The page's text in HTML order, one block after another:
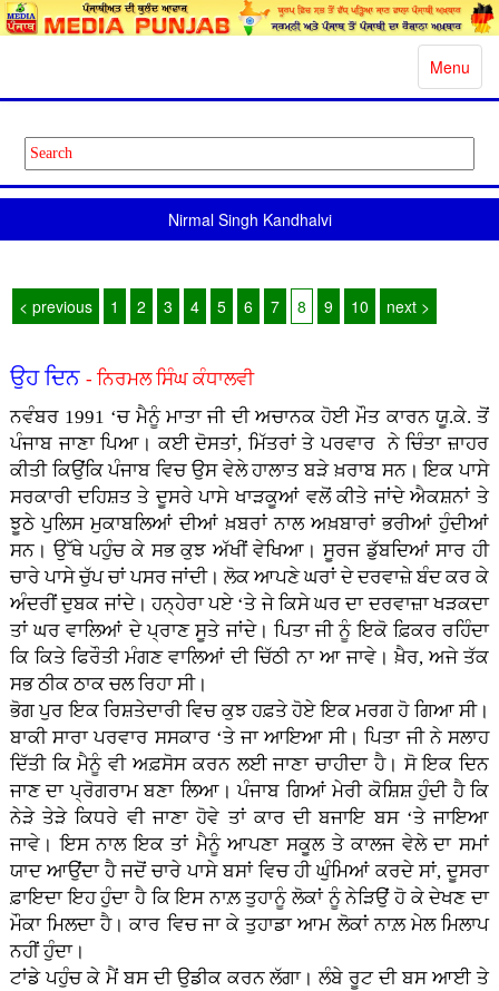
Toggle
Menu
Nirmal Singh Kandhalvi
< previous 1 2 3 4 5 6 7 8 9 10 next >
ਉਹ ਦਿਨ - ਨਿਰਮਲ ਸਿੰਘ ਕੰਧਾਲਵੀ
ਨਵੰਬਰ 1991 ‘ਚ ਮੈਨੂੰ ਮਾਤਾ ਜੀ ਦੀ ਅਚਾਨਕ ਹੋਈ ਮੌਤ ਕਾਰਨ ਯੂ.ਕੇ. ਤੋਂ
ਪੰਜਾਬ ਜਾਣਾ ਪਿਆ। ਕਈ ਦੋਸਤਾਂ, ਮਿੱਤਰਾਂ ਤੇ ਪਰਵਾਰ ਨੇ ਚਿੰਤਾ ਜ਼ਾਹਰ
ਕੀਤੀ ਕਿਉਂਕਿ ਪੰਜਾਬ ਵਿਚ ਉਸ ਵੇਲੇ ਹਾਲਾਤ ਬੜੇ ਖ਼ਰਾਬ ਸਨ। ਇਕ ਪਾਸੇ
ਸਰਕਾਰੀ ਦਹਿਸ਼ਤ ਤੇ ਦੂਸਰੇ ਪਾਸੇ ਖਾੜਕੂਆਂ ਵਲੋਂ ਕੀਤੇ ਜਾਂਦੇ ਐਕਸ਼ਨਾਂ ਤੇ
ਝੂਠੇ ਪੁਲਿਸ ਮੁਕਾਬਲਿਆਂ ਦੀਆਂ ਖ਼ਬਰਾਂ ਨਾਲ ਅਖ਼ਬਾਰਾਂ ਭਰੀਆਂ ਹੁੰਦੀਆਂ
ਸਨ। ਉੱਥੇ ਪਹੁੰਚ ਕੇ ਸਭ ਕੁਝ ਅੱਖੀਂ ਵੇਖਿਆ। ਸੂਰਜ ਡੁੱਬਦਿਆਂ ਸਾਰ ਹੀ
ਚਾਰੇ ਪਾਸੇ ਚੁੱਪ ਚਾਂ ਪਸਰ ਜਾਂਦੀ। ਲੋਕ ਆਪਣੇ ਘਰਾਂ ਦੇ ਦਰਵਾਜ਼ੇ ਬੰਦ ਕਰ ਕੇ
ਅੰਦਰੀਂ ਦੁਬਕ ਜਾਂਦੇ। ਹਨ੍ਹੇਰਾ ਪਏ ‘ਤੇ ਜੇ ਕਿਸੇ ਘਰ ਦਾ ਦਰਵਾਜ਼ਾ ਖੜਕਦਾ
ਤਾਂ ਘਰ ਵਾਲਿਆਂ ਦੇ ਪ੍ਰਾਣ ਸੂਤੇ ਜਾਂਦੇ। ਪਿਤਾ ਜੀ ਨੂੰ ਇਕੋ ਫ਼ਿਕਰ ਰਹਿੰਦਾ
ਕਿ ਕਿਤੇ ਫਿਰੌਤੀ ਮੰਗਣ ਵਾਲਿਆਂ ਦੀ ਚਿੱਠੀ ਨਾ ਆ ਜਾਵੇ। ਖ਼ੈਰ, ਅਜੇ ਤੱਕ
ਸਭ ਠੀਕ ਠਾਕ ਚਲ ਰਿਹਾ ਸੀ।
ਭੋਗ ਪੁਰ ਇਕ ਰਿਸ਼ਤੇਦਾਰੀ ਵਿਚ ਕੁਝ ਹਫ਼ਤੇ ਹੋਏ ਇਕ ਮਰਗ ਹੋ ਗਿਆ ਸੀ।
ਬਾਕੀ ਸਾਰਾ ਪਰਵਾਰ ਸਸਕਾਰ ‘ਤੇ ਜਾ ਆਇਆ ਸੀ। ਪਿਤਾ ਜੀ ਨੇ ਸਲਾਹ
ਦਿੱਤੀ ਕਿ ਮੈਨੂੰ ਵੀ ਅਫ਼ਸੋਸ ਕਰਨ ਲਈ ਜਾਣਾ ਚਾਹੀਦਾ ਹੈ। ਸੋ ਇਕ ਦਿਨ
ਜਾਣ ਦਾ ਪ੍ਰੋਗਰਾਮ ਬਣਾ ਲਿਆ। ਪੰਜਾਬ ਗਿਆਂ ਮੇਰੀ ਕੋਸ਼ਿਸ਼ ਹੁੰਦੀ ਹੈ ਕਿ
ਨੇੜੇ ਤੇੜੇ ਕਿਧਰੇ ਵੀ ਜਾਣਾ ਹੋਵੇ ਤਾਂ ਕਾਰ ਦੀ ਬਜਾਇ ਬਸ ‘ਤੇ ਜਾਇਆ
ਜਾਵੇ। ਇਸ ਨਾਲ ਇਕ ਤਾਂ ਮੈਨੂੰ ਆਪਣਾ ਸਕੂਲ ਤੇ ਕਾਲਜ ਵੇਲੇ ਦਾ ਸਮਾਂ
ਯਾਦ ਆਉਂਦਾ ਹੈ ਜਦੋਂ ਚਾਰੇ ਪਾਸੇ ਬਸਾਂ ਵਿਚ ਹੀ ਘੁੰਮਿਆਂ ਕਰਦੇ ਸਾਂ, ਦੂਸਰਾ
ਫ਼ਾਇਦਾ ਇਹ ਹੁੰਦਾ ਹੈ ਕਿ ਇਸ ਨਾਲ਼ ਤੁਹਾਨੂੰ ਲੋਕਾਂ ਨੂੰ ਨੇੜਿਉਂ ਹੋ ਕੇ ਦੇਖਣ ਦਾ
ਮੌਕਾ ਮਿਲਦਾ ਹੈ। ਕਾਰ ਵਿਚ ਜਾ ਕੇ ਤੁਹਾਡਾ ਆਮ ਲੋਕਾਂ ਨਾਲ਼ ਮੇਲ ਮਿਲਾਪ
ਨਹੀਂ ਹੁੰਦਾ।
ਟਾਂਡੇ ਪਹੁੰਚ ਕੇ ਮੈਂ ਬਸ ਦੀ ਉਡੀਕ ਕਰਨ ਲੱਗਾ। ਲੰਬੇ ਰੂਟ ਦੀ ਬਸ ਆਈ ਤੇ